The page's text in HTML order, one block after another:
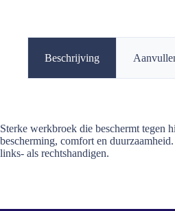
Beschrijving
Sterke werkbroek die beschermt tegen
bescherming, comfort en
links- als rechtshandigen.